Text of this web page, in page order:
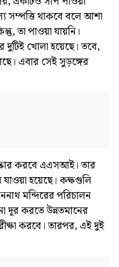
সম্পত্তি থাকবে বলে আশা
তা পাওয়া যায়নি।
খোলা হয়েছে। তবে,
এবার সেই সুড়ঙ্গের
করবে এএসআই। তার
যাওয়া হয়েছে। কক্ষগুলি
মন্দিরের পরিচালন
দূর করতে উন্নতমানের
করবে। তারপর, এই দুই